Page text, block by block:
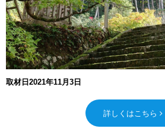
取材日2021年11月3日
詳しくはこちら